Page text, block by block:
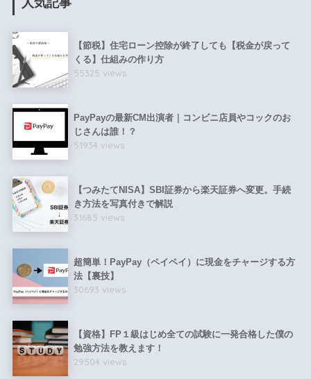
【節税】住宅ローン控除が終了しても【税金が戻って
くる】仕組みの作り方
55325 views
PayPayの最新CM出演者｜コンビニ店員やコックのお
じさんは誰！？
51934 views
【つみたてNISA】SBI証券から楽天証券へ変更。手続
き方法を写真付きで解説
31685 views
超簡単！PayPay（ペイペイ）に現金をチャージする方
法【裏技】
30693 views
【資格】FP１級はじめ全ての試験に一発合格した僕の
勉強方法を教えます！
29504 views